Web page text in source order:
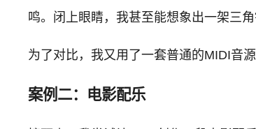
鸣。闭上眼睛，我甚至能想象出一架三角
为了对比，我又用了一套普通的MIDI音
案例二：电影配乐